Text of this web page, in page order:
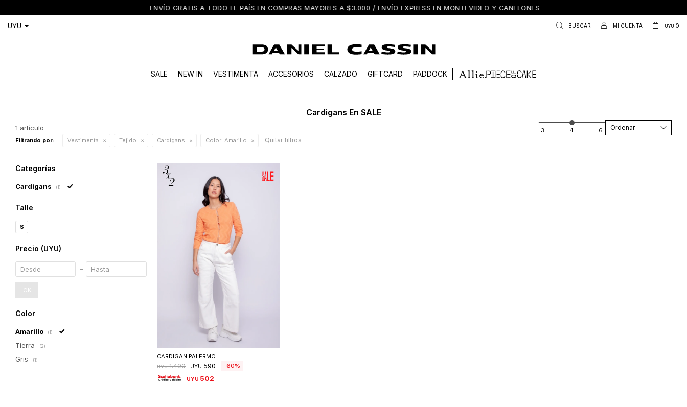
ENVÍO GRATIS A TODO EL PAÍS EN COMPRAS MAYORES A $3.000 / ENVÍO EXPRESS EN MONTEVIDEO Y CANELONES
SALE NEW IN VESTIMENTA ACCESORIOS CALZADO GIFTCARD PADDOCK
UYU 0
Cardigans En SALE
1 artículo Recomendados
Filtrando por: Vestimenta Tejido Cardigans Color: Amarillo Quitar filtros
Seleccionar talle
CARDIGAN PALERMO
UYU 1.490 UYU 590 60
UYU 502
Categorías
Cardigans (1)
Talle
S
Precio (UYU)
OK
Color
Amarillo (1)
Tierra (2)
Gris (1)